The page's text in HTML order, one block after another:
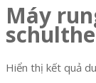
Máy
Hiển thị kết quả